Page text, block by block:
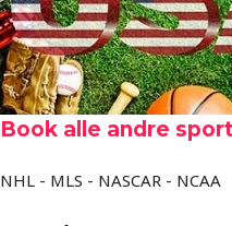
Book alle andre
NHL - MLS - NASCAR - NCAA